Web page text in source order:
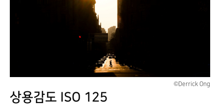
©Derrick Ong
상용감도 ISO 125